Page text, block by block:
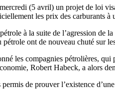
(5 avril) un projet de loi
les prix des carburants à
à la suite de l’agression de
ont de nouveau chuté sur
les compagnies pétrolières,
Robert Habeck, a alors
de prouver l’existence